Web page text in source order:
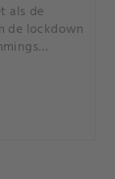
als de
de lockdown